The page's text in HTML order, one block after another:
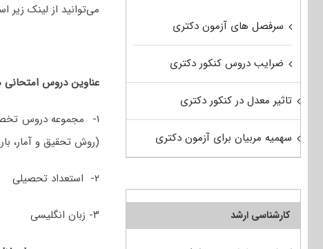
می‌توانید از لینک زیر
عناوین دروس
۱- مجموعه دروس
(روش تحقیق و آمار،
۲- استعداد تحصیلی
۳- زبان انگلیسی
سرفصل های آزمون دکتری
ضرایب دروس کنکور دکتری
تاثیر معدل در کنکور دکتری
سهمیه مربیان برای آزمون دکتری
کارشناسی ارشد